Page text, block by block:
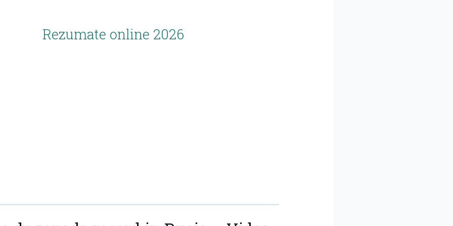
Rezumate online 2026